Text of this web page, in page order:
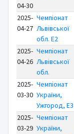
04-30
2025-
04-27
Чемпіонат
Львівської
обл. E2
2025-
04-26
Чемпіонат
Львівської
обл.
2025-
03-30
Чемпіонат
України,
Ужгород, E3
2025-
03-29
Чемпіонат
України,